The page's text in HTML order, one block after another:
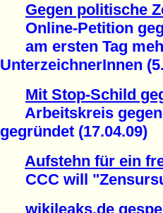
Gegen politische
Online-Petition
am ersten Tag
UnterzeichnerInnen
Mit Stop-Schild
Arbeitskreis gegen
gegründet (17.04.09)
Aufstehn für ein
CCC will
wikileaks.de